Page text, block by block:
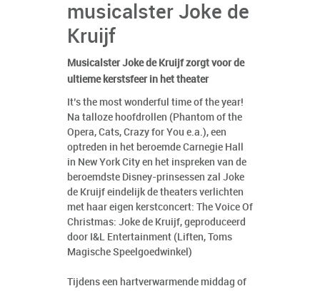
musicalster Joke de
Kruijf
Musicalster Joke de Kruijf zorgt voor de
ultieme kerstsfeer in het theater
It’s the most wonderful time of the year!
Na talloze hoofdrollen (Phantom of the
Opera, Cats, Crazy for You e.a.), een
optreden in het beroemde Carnegie Hall
in New York City en het inspreken van de
beroemdste Disney-prinsessen zal Joke
de Kruijf eindelijk de theaters verlichten
met haar eigen kerstconcert: The Voice Of
Christmas: Joke de Kruijf, geproduceerd
door I&L Entertainment (Liften, Toms
Magische Speelgoedwinkel)
Tijdens een hartverwarmende middag of